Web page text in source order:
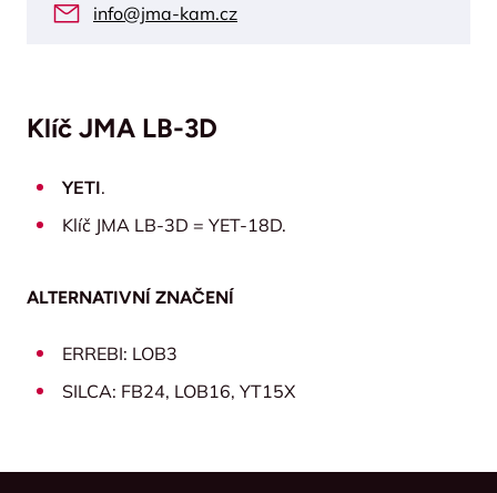
info@jma-kam.cz
Klíč JMA LB-3D
YETI.
Klíč JMA LB-3D = YET-18D.
ALTERNATIVNÍ ZNAČENÍ
ERREBI: LOB3
SILCA: FB24, LOB16, YT15X